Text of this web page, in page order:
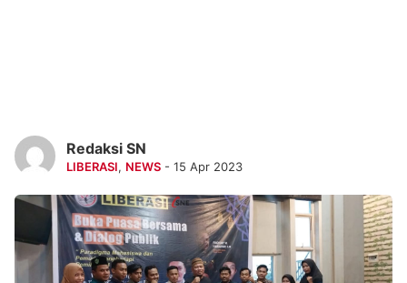
Redaksi SN
LIBERASI, NEWS - 15 Apr 2023